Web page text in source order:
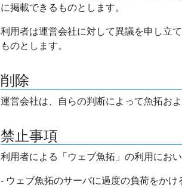
に掲載できるものとします。
利用者は運営会社に対して異議を申し立
ものとします。
削除
運営会社は、自らの判断によって魚拓お
禁止事項
利用者による「ウェブ魚拓」の利用にお
- ウェブ魚拓のサーバに過度の負荷をかけ